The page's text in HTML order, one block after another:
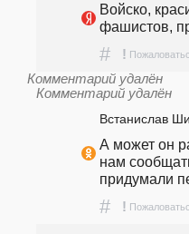
Войско,
фашистов,
# !
Комментарий удалён
Комментарий удалён
Встанислав
А может он
нам
придумали
# !